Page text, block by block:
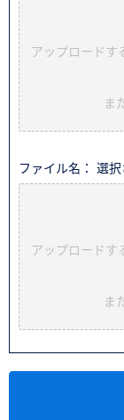
アップロードす
ま
ファイル名： 選
アップロードす
ま